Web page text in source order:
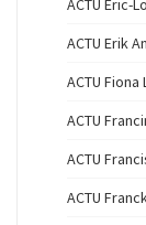
ACTU Eric-
ACTU Erik
ACTU Fiona
ACTU
ACTU
ACTU